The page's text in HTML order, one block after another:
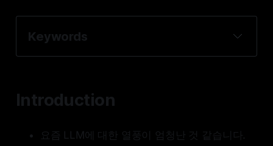
Keywords
Introduction
요즘 LLM에 대한 열풍이 엄청난 것 같습니다.